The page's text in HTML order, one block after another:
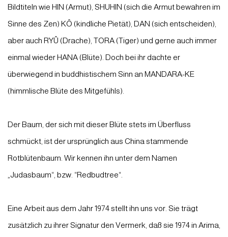
Bildtiteln wie HIN (Armut), SHUHIN (sich die Armut bewahren im
Sinne des Zen) KÔ (kindliche Pietät), DAN (sich entscheiden),
aber auch RYÛ (Drache), TORA (Tiger) und gerne auch immer
einmal wieder HANA (Blüte). Doch bei ihr dachte er
überwiegend in buddhistischem Sinn an MANDARA-KE
(himmlische Blüte des Mitgefühls).
Der Baum, der sich mit dieser Blüte stets im Überfluss
schmückt, ist der ursprünglich aus China stammende
Rotblütenbaum. Wir kennen ihn unter dem Namen
„Judasbaum“, bzw. “Redbudtree“.
Eine Arbeit aus dem Jahr 1974 stellt ihn uns vor. Sie trägt
zusätzlich zu ihrer Signatur den Vermerk, daß sie 1974 in Arima,